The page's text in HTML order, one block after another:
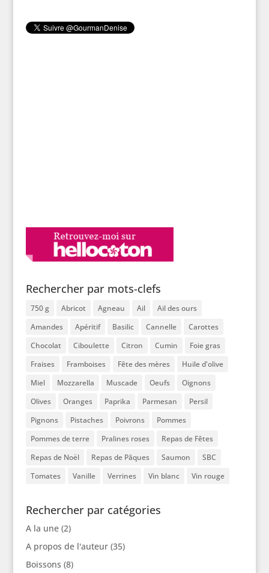
Rechercher par mots-clefs
750 g Abricot Agneau Ail
Ail des ours
Amandes
Apéritif Basilic Cannelle
Carottes
Chocolat
Ciboulette Citron Cumin
Foie gras
Fraises
Framboises Fête des mères
Huile d'olive
Miel
Mozzarella Muscade Oeufs
Oignons
Olives
Oranges Paprika Parmesan
Persil
Pignons
Pistaches Poivrons
Pommes
Pommes de terre
Pralines roses
Repas de Fêtes
Repas de Noël
Repas de Pâques Saumon
SBC
Tomates
Vanille Verrines Vin blanc Vin rouge
Rechercher par catégories
A la une(2)
A propos de l'auteur(35)
Boissons (8)